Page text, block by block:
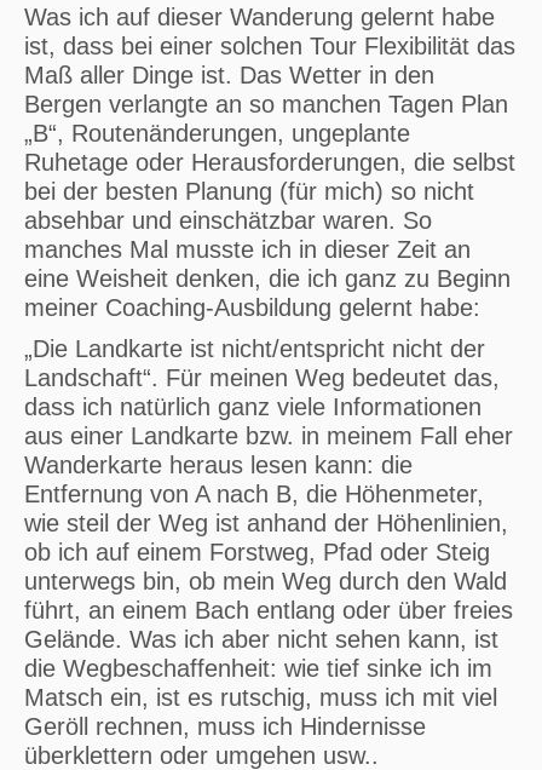
Was ich auf dieser Wanderung gelernt habe
ist, dass bei einer solchen Tour Flexibilität das
Maß aller Dinge ist. Das Wetter in den
Bergen verlangte an so manchen Tagen Plan
„B“, Routenänderungen, ungeplante
Ruhetage oder Herausforderungen, die selbst
bei der besten Planung (für mich) so nicht
absehbar und einschätzbar waren. So
manches Mal musste ich in dieser Zeit an
eine Weisheit denken, die ich ganz zu Beginn
meiner Coaching-Ausbildung gelernt habe:
„Die Landkarte ist nicht/entspricht nicht der
Landschaft“. Für meinen Weg bedeutet das,
dass ich natürlich ganz viele Informationen
aus einer Landkarte bzw. in meinem Fall eher
Wanderkarte heraus lesen kann: die
Entfernung von A nach B, die Höhenmeter,
wie steil der Weg ist anhand der Höhenlinien,
ob ich auf einem Forstweg, Pfad oder Steig
unterwegs bin, ob mein Weg durch den Wald
führt, an einem Bach entlang oder über freies
Gelände. Was ich aber nicht sehen kann, ist
die Wegbeschaffenheit: wie tief sinke ich im
Matsch ein, ist es rutschig, muss ich mit viel
Geröll rechnen, muss ich Hindernisse
überklettern oder umgehen usw..